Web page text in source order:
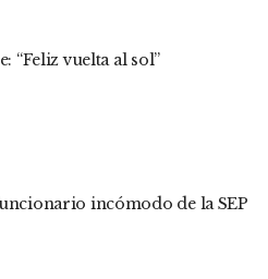
“Feliz vuelta al sol”
incómodo de la SEP